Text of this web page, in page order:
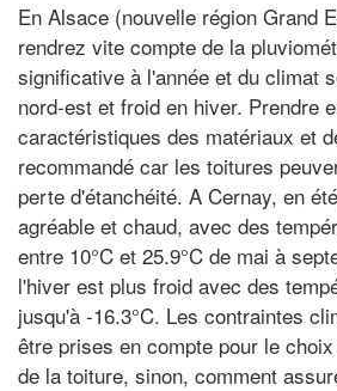
En Alsace (nouvelle région Grand
rendrez vite compte de la
significative à l'année et du climat
nord-est et froid en hiver. Prendre
caractéristiques des matériaux et
recommandé car les toitures
perte d'étanchéité. A Cernay, en
agréable et chaud, avec des
entre 10°C et 25.9°C de mai à
l'hiver est plus froid avec des
jusqu'à -16.3°C. Les contraintes
être prises en compte pour le
de la toiture, sinon, comment